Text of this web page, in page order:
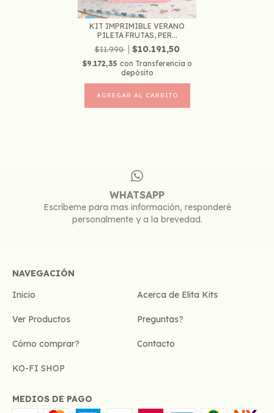
KIT IMPRIMIBLE VERANO
PILETA FRUTAS, PER...
$11.990
$10.191,50
$9.172,35 con Transferencia o
depósito
WHATSAPP
Escríbeme para mas información, responderé
personalmente y a la brevedad.
NAVEGACIÓN
Inicio
Acerca de Elita Kits
Ver Productos Preguntas?
Cómo comprar? Contacto
KO-FI SHOP
MEDIOS DE PAGO